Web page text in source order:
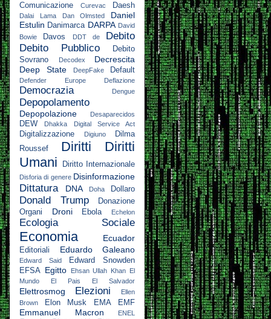
Comunicazione
Curevac Daesh
Dalai Lama Dan Olmsted
Daniel
Estulin Danimarca DARPA David
Bowie
Davos DDT de
Debito
Debito Pubblico
Debito
Sovrano
Decodex
Decrescita
Deep State
DeepFake Default
Defender Europe Deflazione
Democrazia Dengue
Depopolamento
Depopolazione Desaparecidos
DEW Dhakka Digital Service Act
Digitalizzazione Digiuno
Dilma
Roussef
Diritti
Diritti
Umani
Diritto Internazionale
Disforia di genere Disinformazione
Dittatura DNA Doha Dollaro
Donald Trump
Donazione
Organi
Droni Ebola Echelon
Ecologia Sociale
Economia Ecuador
Editoriali Eduardo Galeano
Edward Said
Edward Snowden
EFSA Egitto Ehsan Ullah Khan El
Mundo
El Pais El Salvador
Elettrosmog Elezioni
Ellen
Brown
Elon Musk EMA EMF
Emmanuel Macron ENEL